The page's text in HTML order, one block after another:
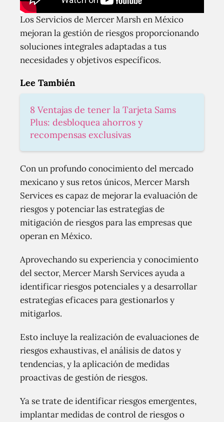
Los Servicios de Mercer Marsh en México
mejoran la gestión de riesgos proporcionando
soluciones integrales adaptadas a tus
necesidades y objetivos específicos.
Lee También
8 Ventajas de tener la Tarjeta Sams
Plus: desbloquea ahorros y
recompensas exclusivas
Con un profundo conocimiento del mercado
mexicano y sus retos únicos, Mercer Marsh
Services es capaz de mejorar la evaluación de
riesgos y potenciar las estrategias de
mitigación de riesgos para las empresas que
operan en México.
Aprovechando su experiencia y conocimiento
del sector, Mercer Marsh Services ayuda a
identificar riesgos potenciales y a desarrollar
estrategias eficaces para gestionarlos y
mitigarlos.
Esto incluye la realización de evaluaciones de
riesgos exhaustivas, el análisis de datos y
tendencias, y la aplicación de medidas
proactivas de gestión de riesgos.
Ya se trate de identificar riesgos emergentes,
implantar medidas de control de riesgos o